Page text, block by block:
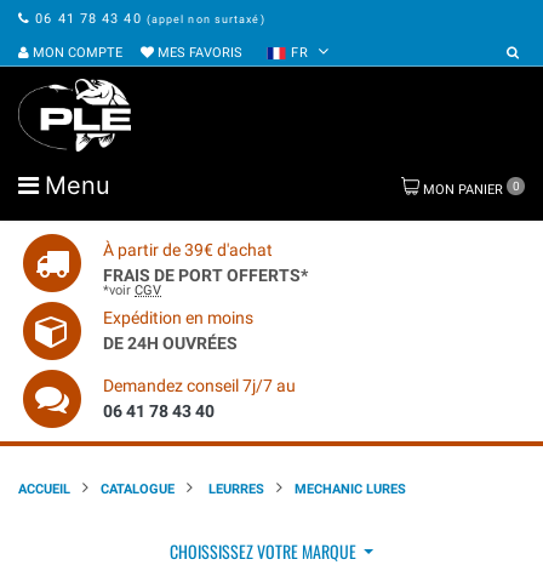
06 41 78 43 40 (appel non surtaxé)
MON COMPTE MES FAVORIS FR
Menu MON PANIER 0
À partir de 39€ d'achat
FRAIS DE PORT OFFERTS*
*voir CGV
Expédition en moins
DE 24H OUVRÉES
Demandez conseil 7j/7 au
06 41 78 43 40
ACCUEIL CATALOGUE LEURRES MECHANIC LURES
CHOISSISSEZ VOTRE MARQUE